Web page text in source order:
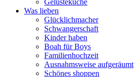
Gelüsteküche
Was lieben
Glücklichmacher
Schwangerschaft
Kinder haben
Boah für Boys
Familienhochzeit
Ausnahmsweise aufgeräumt
Schönes shoppen